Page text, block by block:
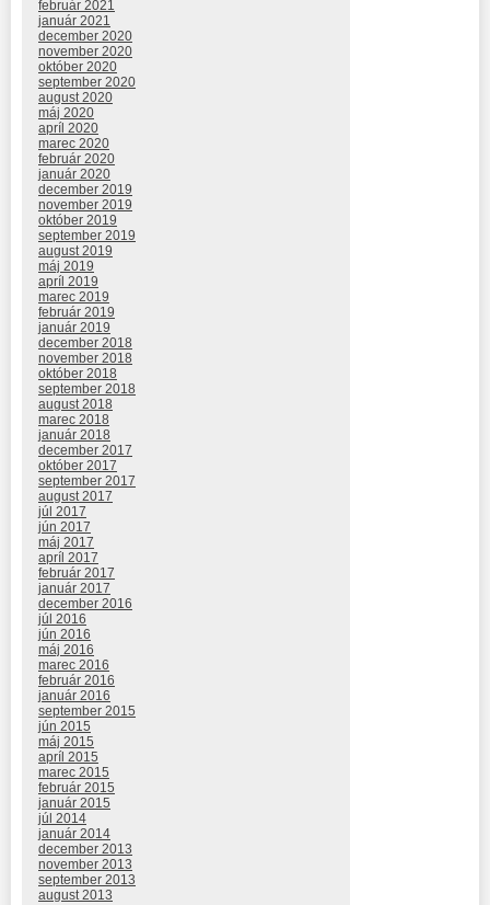
február 2021
január 2021
december 2020
november 2020
október 2020
september 2020
august 2020
máj 2020
apríl 2020
marec 2020
február 2020
január 2020
december 2019
november 2019
október 2019
september 2019
august 2019
máj 2019
apríl 2019
marec 2019
február 2019
január 2019
december 2018
november 2018
október 2018
september 2018
august 2018
marec 2018
január 2018
december 2017
október 2017
september 2017
august 2017
júl 2017
jún 2017
máj 2017
apríl 2017
február 2017
január 2017
december 2016
júl 2016
jún 2016
máj 2016
marec 2016
február 2016
január 2016
september 2015
jún 2015
máj 2015
apríl 2015
marec 2015
február 2015
január 2015
júl 2014
január 2014
december 2013
november 2013
september 2013
august 2013